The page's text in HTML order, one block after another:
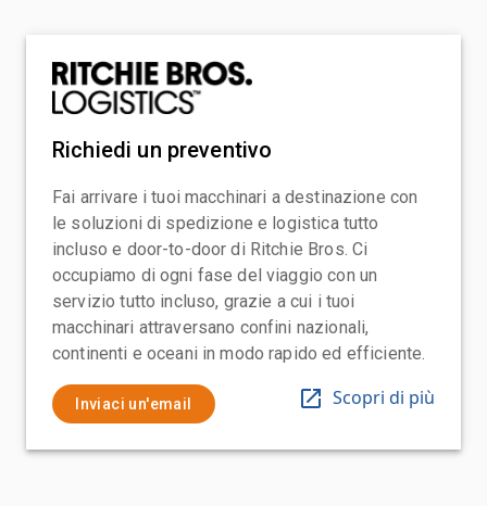
Richiedi un preventivo
Fai arrivare i tuoi macchinari a destinazione con
le soluzioni di spedizione e logistica tutto
incluso e door-to-door di Ritchie Bros. Ci
occupiamo di ogni fase del viaggio con un
servizio tutto incluso, grazie a cui i tuoi
macchinari attraversano confini nazionali,
continenti e oceani in modo rapido ed efficiente.
Inviaci un'email Scopri di più